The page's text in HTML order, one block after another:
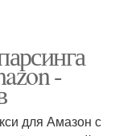
-
для Амазон с